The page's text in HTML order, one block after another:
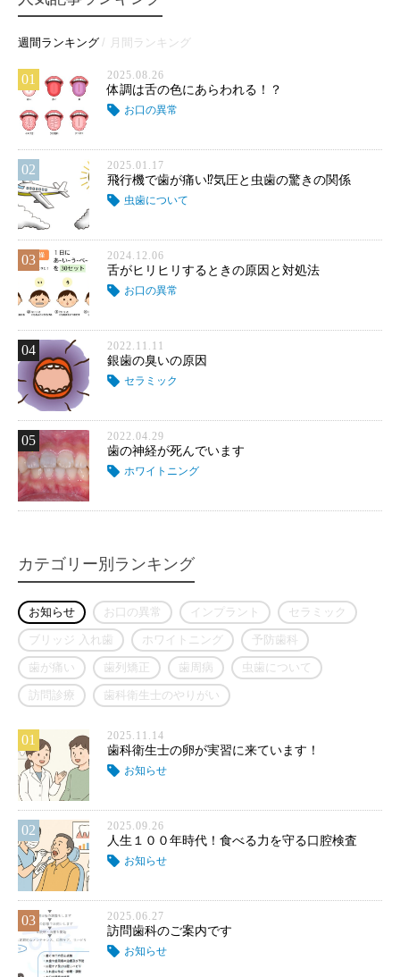
週間ランキング 月間ランキング
01 2025.08.26
体調は舌の色にあらわれる！？
お口の異常
02 2025.01.17
飛行機で歯が痛い⁉気圧と虫歯の驚きの関係
虫歯について
03 2024.12.06
舌がヒリヒリするときの原因と対処法
お口の異常
04 2022.11.11
銀歯の臭いの原因
セラミック
05 2022.04.29
歯の神経が死んでいます
ホワイトニング
カテゴリー別ランキング
お知らせ お口の異常 インプラント セラミック
ブリッジ 入れ歯 ホワイトニング 予防歯科
歯が痛い 歯列矯正 歯周病 虫歯について
訪問診療 歯科衛生士のやりがい
01 2025.11.14
歯科衛生士の卵が実習に来ています！
お知らせ
02 2025.09.26
人生１００年時代！食べる力を守る口腔検査
お知らせ
03 2025.06.27
訪問歯科のご案内です
お知らせ